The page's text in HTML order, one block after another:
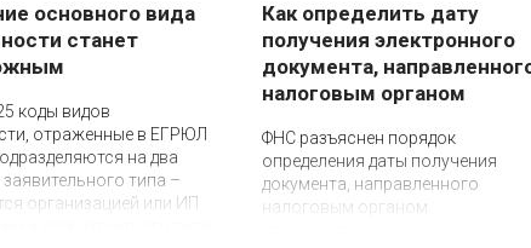
основного вида
станет
коды видов
отраженные в ЕГРЮЛ
на два
типа –
организацией или ИП
Как определить дату
получения электронного
документа,
налоговым органом
ФНС разъяснен порядок
определения даты получения
документа, направленного
налоговым органом